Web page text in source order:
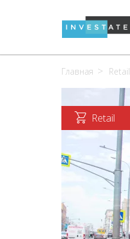
Главная Retail
Retail